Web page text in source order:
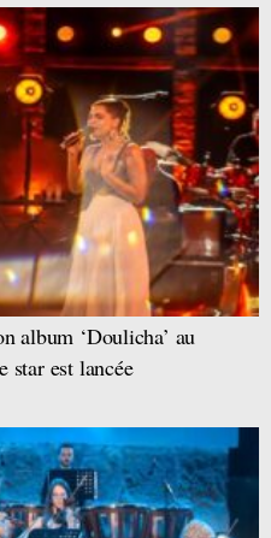
album ‘Doulicha’ au
star est lancée